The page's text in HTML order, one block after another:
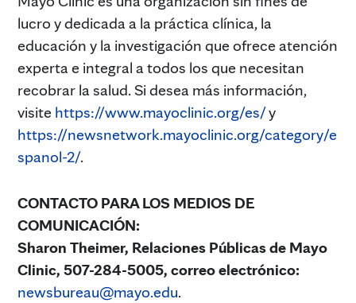
lucro y dedicada a la práctica clínica, la
educación y la investigación que ofrece atención
experta e integral a todos los que necesitan
recobrar la salud. Si desea más información,
visite https://www.mayoclinic.org/es/y
https://newsnetwork.mayoclinic.org/category/e
spanol-2/.
CONTACTO PARA LOS MEDIOS DE
COMUNICACIÓN:
Sharon Theimer, Relaciones Públicas de Mayo
Clinic, 507-284-5005, correo electrónico:
newsbureau@mayo.edu.